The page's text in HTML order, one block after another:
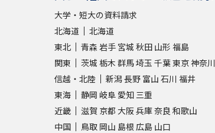
大学・短大の資料請求
北海道
北海道
東北
青森 岩手 宮城 秋田 山形 福島
関東
茨城 栃木 群馬埼玉 千葉東京神奈川
信越・北陸
新潟長野 富山 石川 福井
東海
静岡 岐阜 愛知 三重
近畿
滋賀 京都 大阪兵庫奈良 和歌山
中国
鳥取 岡山 島根 広島 山口